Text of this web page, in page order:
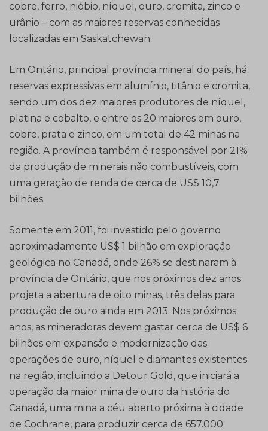
cobre, ferro, nióbio, níquel, ouro, cromita, zinco e
urânio – com as maiores reservas conhecidas
localizadas em Saskatchewan.
Em Ontário, principal província mineral do país, há
reservas expressivas em alumínio, titânio e cromita,
sendo um dos dez maiores produtores de níquel,
platina e cobalto, e entre os 20 maiores em ouro,
cobre, prata e zinco, em um total de 42 minas na
região. A província também é responsável por 21%
da produção de minerais não combustíveis, com
uma geração de renda de cerca de US$ 10,7
bilhões.
Somente em 2011, foi investido pelo governo
aproximadamente US$ 1 bilhão em exploração
geológica no Canadá, onde 26% se destinaram à
província de Ontário, que nos próximos dez anos
projeta a abertura de oito minas, três delas para
produção de ouro ainda em 2013. Nos próximos
anos, as mineradoras devem gastar cerca de US$ 6
bilhões em expansão e modernização das
operações de ouro, níquel e diamantes existentes
na região, incluindo a Detour Gold, que iniciará a
operação da maior mina de ouro da história do
Canadá, uma mina a céu aberto próxima à cidade
de Cochrane, para produzir cerca de 657.000